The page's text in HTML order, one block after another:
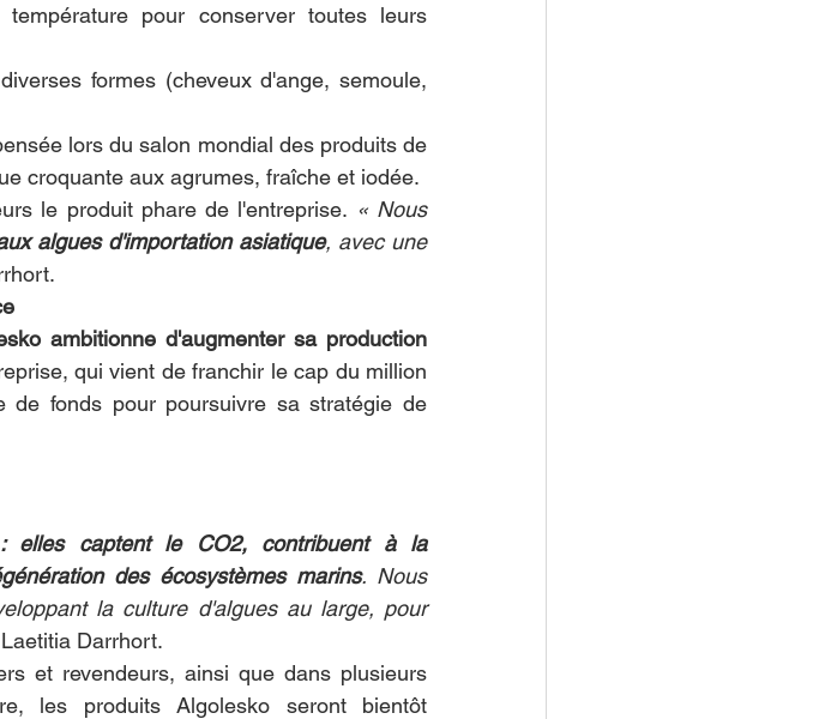
pour conserver toutes leurs
formes (cheveux d'ange, semoule,
lors du salon mondial des produits de
croquante aux agrumes, fraîche et iodée.
le produit phare de l'entreprise. « Nous
algues d'importation asiatique, avec une
ambitionne d'augmenter sa production
qui vient de franchir le cap du million
de fonds pour poursuivre sa stratégie de
: elles captent le CO2, contribuent à la
des écosystèmes marins. Nous
la culture d'algues au large, pour
Darrhort.
et revendeurs, ainsi que dans plusieurs
les produits Algolesko seront bientôt